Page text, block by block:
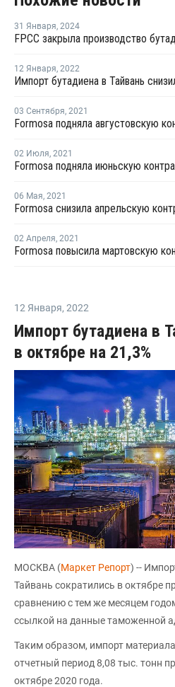
31 Января, 2024
12 Января, 2022
Импорт бутадиена в Тайвань
03 Сентября, 2021
02 Июля, 2021
06 Мая, 2021
02 Апреля, 2021
12 Января, 2022
Импорт бутадиена в
в октябре на 21,3%
МОСКВА (Маркет Репорт) --
Тайвань сократились в октябре
сравнению с тем же месяцем
ссылкой на данные таможенной
Таким образом, импорт
отчетный период 8,08 тыс. тонн
октябре 2020 года.